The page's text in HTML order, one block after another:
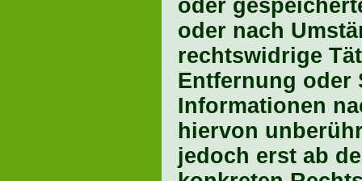
oder
oder nach
rechtswidrige
Entfernung oder
Informationen
hiervon
jedoch erst ab